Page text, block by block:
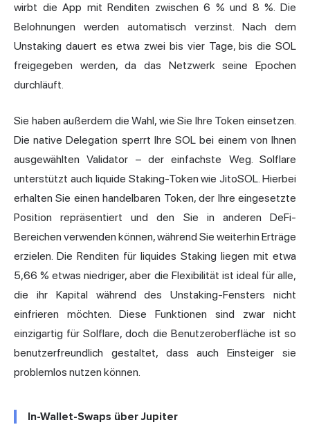
wirbt die App mit Renditen zwischen 6 % und 8 %. Die
Belohnungen werden automatisch verzinst. Nach dem
Unstaking dauert es etwa zwei bis vier Tage, bis die SOL
freigegeben werden, da das Netzwerk seine Epochen
durchläuft.
Sie haben außerdem die Wahl, wie Sie Ihre Token einsetzen.
Die native Delegation sperrt Ihre SOL bei einem von Ihnen
ausgewählten Validator – der einfachste Weg. Solflare
unterstützt auch liquide Staking-Token wie JitoSOL. Hierbei
erhalten Sie einen handelbaren Token, der Ihre eingesetzte
Position repräsentiert und den Sie in anderen DeFi-
Bereichen verwenden können, während Sie weiterhin Erträge
erzielen. Die Renditen für liquides Staking liegen mit etwa
5,66 % etwas niedriger, aber die Flexibilität ist ideal für alle,
die ihr Kapital während des Unstaking-Fensters nicht
einfrieren möchten. Diese Funktionen sind zwar nicht
einzigartig für Solflare, doch die Benutzeroberfläche ist so
benutzerfreundlich gestaltet, dass auch Einsteiger sie
problemlos nutzen können.
In-Wallet-Swaps über Jupiter